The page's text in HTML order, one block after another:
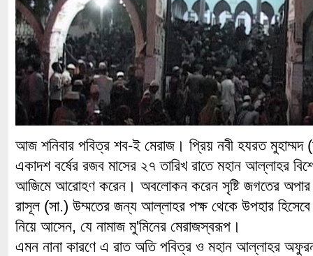
আজ শনিবার পবিত্র শব-ই মেরাজ। প্রিয় নবী হযরত মুহাম্মদ
একাদশ বর্ষের রজব মাসের ২৭ তারিখ রাতে মহান আল্লাহর
আজিমে আরোহণ করেন। অবলোকন করেন সৃষ্টি জগতের
রাসূল (সা.) উম্মতের জন্য আল্লাহর পক্ষ থেকে উপহার
নিয়ে আসেন, যে নামাজ মু'মিনের মেরাজস্বরূপ।
এমন নানা কারণে এ রাত অতি পবিত্র ও মহান আল্লাহর